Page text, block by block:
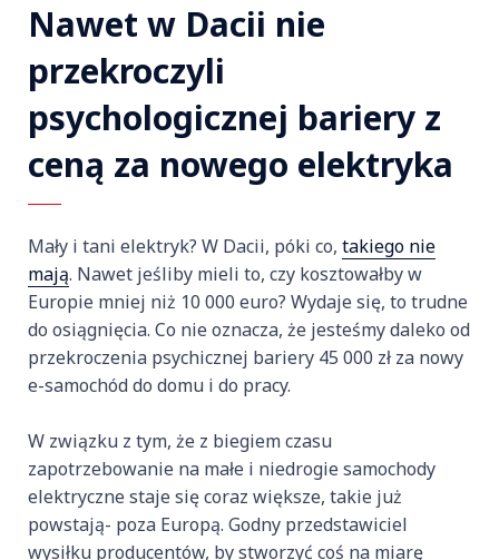
Nawet w Dacii nie
przekroczyli
psychologicznej bariery z
ceną za nowego elektryka
Mały i tani elektryk? W Dacii, póki co, takiego nie
mają. Nawet jeśliby mieli to, czy kosztowałby w
Europie mniej niż 10 000 euro? Wydaje się, to trudne
do osiągnięcia. Co nie oznacza, że jesteśmy daleko od
przekroczenia psychicznej bariery 45 000 zł za nowy
e-samochód do domu i do pracy.
W związku z tym, że z biegiem czasu
zapotrzebowanie na małe i niedrogie samochody
elektryczne staje się coraz większe, takie już
powstają- poza Europą. Godny przedstawiciel
wysiłku producentów, by stworzyć coś na miarę